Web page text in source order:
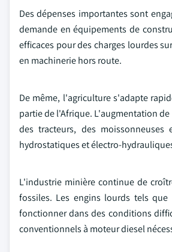
Des dépenses importantes sont
demande en équipements de
efficaces pour des charges lourdes
en machinerie hors route.
De même, l'agriculture s'adapte
partie de l'Afrique. L'augmentation
des tracteurs, des
hydrostatiques et électro-
L'industrie minière continue de
fossiles. Les engins lourds tels
fonctionner dans des conditions
conventionnels à moteur diesel